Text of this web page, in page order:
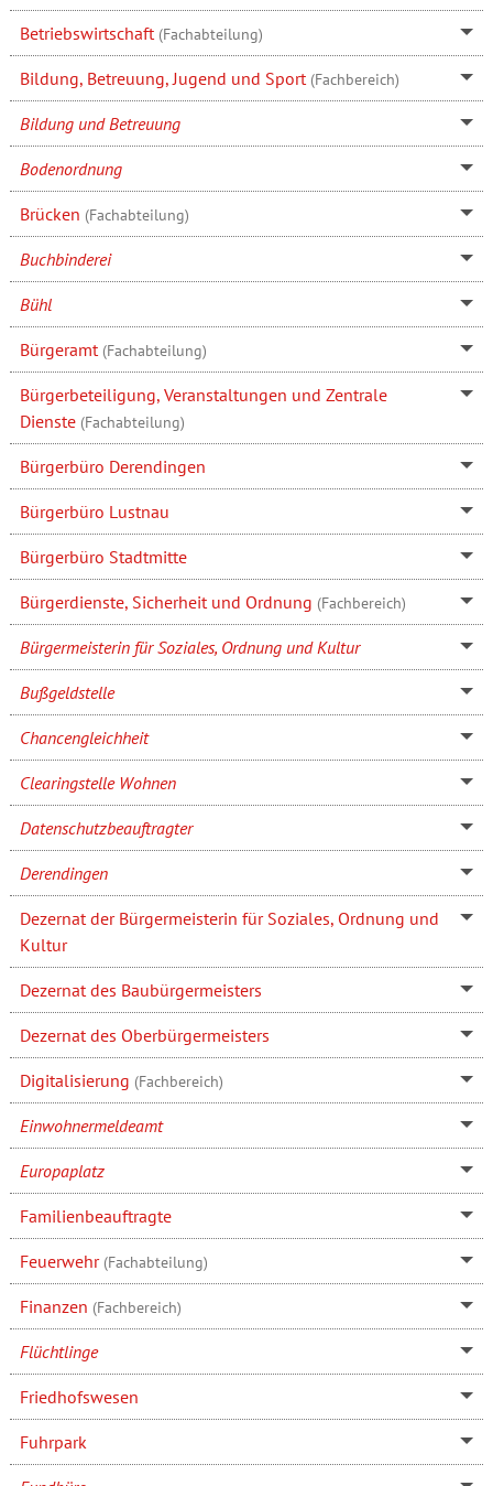
Betriebswirtschaft (Fachabteilung)
Bildung, Betreuung, Jugend und Sport (Fachbereich)
Bildung und Betreuung
Bodenordnung
Brücken (Fachabteilung)
Buchbinderei
Bühl
Bürgeramt (Fachabteilung)
Bürgerbeteiligung, Veranstaltungen und Zentrale
Dienste (Fachabteilung)
Bürgerbüro Derendingen
Bürgerbüro Lustnau
Bürgerbüro Stadtmitte
Bürgerdienste, Sicherheit und Ordnung (Fachbereich)
Bürgermeisterin für Soziales, Ordnung und Kultur
Bußgeldstelle
Chancengleichheit
Clearingstelle Wohnen
Datenschutzbeauftragter
Derendingen
Dezernat der Bürgermeisterin für Soziales, Ordnung und
Kultur
Dezernat des Baubürgermeisters
Dezernat des Oberbürgermeisters
Digitalisierung (Fachbereich)
Einwohnermeldeamt
Europaplatz
Familienbeauftragte
Feuerwehr (Fachabteilung)
Finanzen (Fachbereich)
Flüchtlinge
Friedhofswesen
Fuhrpark